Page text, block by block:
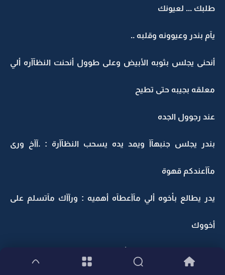
طلبك ... لعيونك
يآم بندر وعيوونه وقلبه ..
أنحنى يجلس بثوبه الأبيض وعلى طوول أنحنت النظآآره ألي
معلقه بجيبه حتى تطيح
عند رجوول الجده
بندر يجلس جنبهآآ ويمد يده يسحب النظآآرة : .آآخ ورى
مآآعندكم قهوة
يدر يطالع بأخوه ألي مآآعطآه أهميه : ورآآك مآتسلم على
أخووك